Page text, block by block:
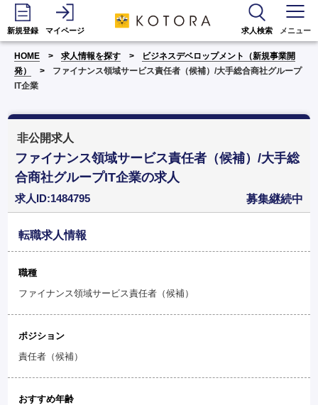
新規登録 マイページ 求人検索 メニュー
HOME 求人情報を探す
ビジネスデベロップメント（新規事業開
発）
ファイナンス領域サービス責任者（候補）/大手総合商社グループ
IT企業
非公開求人
ファイナンス領域サービス責任者（候補）/大手総
合商社グループIT企業の求人
求人ID:1484795 募集継続中
転職求人情報
職種
ファイナンス領域サービス責任者（候補）
ポジション
責任者（候補）
おすすめ年齢